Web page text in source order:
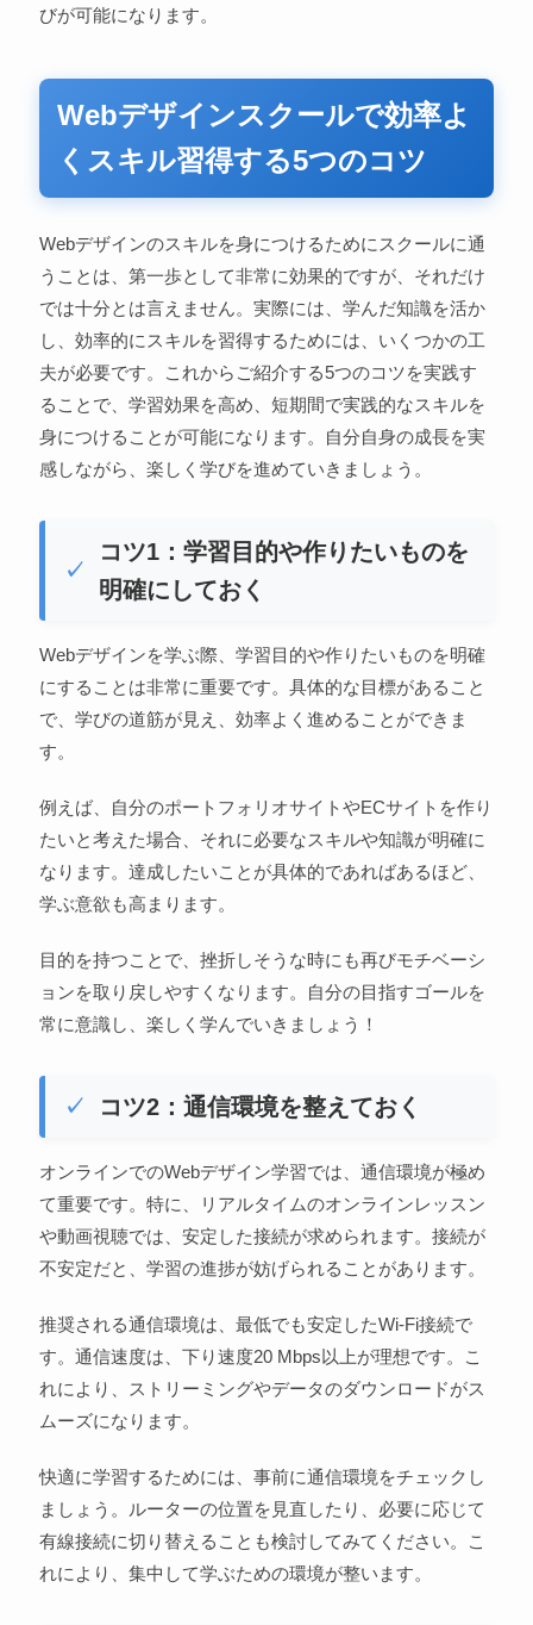
びが可能になります。
Webデザインスクールで効率よ
くスキル習得する5つのコツ
Webデザインのスキルを身につけるためにスクールに通
うことは、第一歩として非常に効果的ですが、それだけ
では十分とは言えません。実際には、学んだ知識を活か
し、効率的にスキルを習得するためには、いくつかの工
夫が必要です。これからご紹介する5つのコツを実践す
ることで、学習効果を高め、短期間で実践的なスキルを
身につけることが可能になります。自分自身の成長を実
感しながら、楽しく学びを進めていきましょう。
コツ1：学習目的や作りたいものを
明確にしておく
Webデザインを学ぶ際、学習目的や作りたいものを明確
にすることは非常に重要です。具体的な目標があること
で、学びの道筋が見え、効率よく進めることができま
す。
例えば、自分のポートフォリオサイトやECサイトを作り
たいと考えた場合、それに必要なスキルや知識が明確に
なります。達成したいことが具体的であればあるほど、
学ぶ意欲も高まります。
目的を持つことで、挫折しそうな時にも再びモチベーシ
ョンを取り戻しやすくなります。自分の目指すゴールを
常に意識し、楽しく学んでいきましょう！
コツ2：通信環境を整えておく
オンラインでのWebデザイン学習では、通信環境が極め
て重要です。特に、リアルタイムのオンラインレッスン
や動画視聴では、安定した接続が求められます。接続が
不安定だと、学習の進捗が妨げられることがあります。
推奨される通信環境は、最低でも安定したWi-Fi接続で
す。通信速度は、下り速度20 Mbps以上が理想です。こ
れにより、ストリーミングやデータのダウンロードがス
ムーズになります。
快適に学習するためには、事前に通信環境をチェックし
ましょう。ルーターの位置を見直したり、必要に応じて
有線接続に切り替えることも検討してみてください。こ
れにより、集中して学ぶための環境が整います。